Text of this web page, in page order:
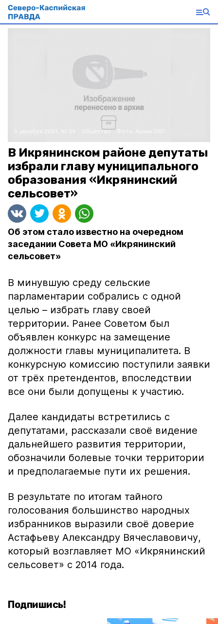
Общество
В Икрянинском районе депутаты
избрали главу муниципального
образования «Икрянинский
сельсовет»
Об этом стало известно на очередном
заседании Совета МО «Икрянинский
сельсовет»
В минувшую среду сельские
парламентарии собрались с одной
целью – избрать главу своей
территории. Ранее Советом был
объявлен конкурс на замещение
должности главы муниципалитета. В
конкурсную комиссию поступили заявки
от трёх претендентов, впоследствии
все они были допущены к участию.
Далее кандидаты встретились с
депутатами, рассказали своё видение
дальнейшего развития территории,
обозначили болевые точки территории
и предполагаемые пути их решения.
В результате по итогам тайного
голосования большинство народных
избранников выразили своё доверие
Астафьеву Александру Вячеславовичу,
который возглавляет МО «Икрянинский
сельсовет» с 2014 года.
Подпишись!